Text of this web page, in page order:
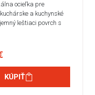
ocieľka pre
a kuchynské
leštiaci povrch s
KÚPIŤ